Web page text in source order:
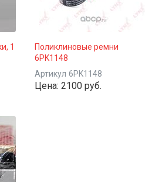
1
Поликлиновые ремни
6PK1148
Артикул 6PK1148
Цена: 2100 руб.